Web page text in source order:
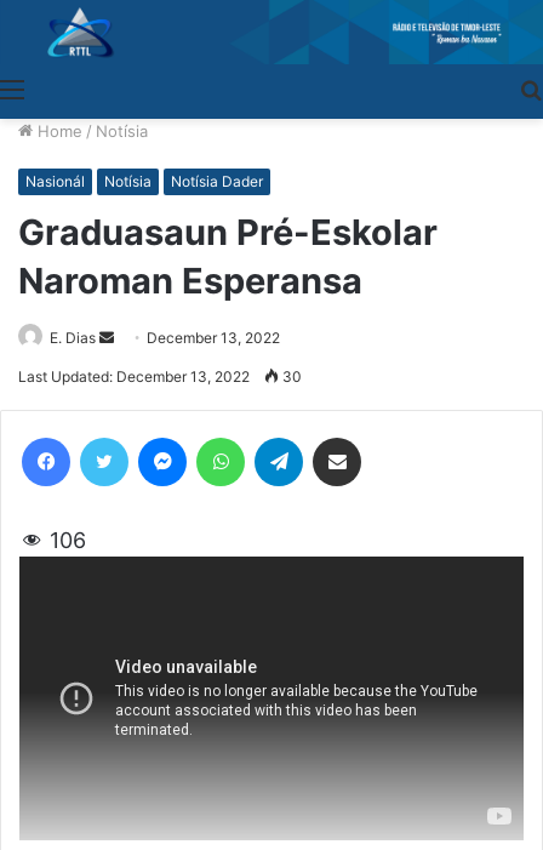
Home / Notísia
Nasionál Notísia Notísia Dader
Graduasaun Pré-Eskolar
Naroman Esperansa
E. Dias
Send
an
December 13, 2022
Last Updated: December 13, 2022 30
106